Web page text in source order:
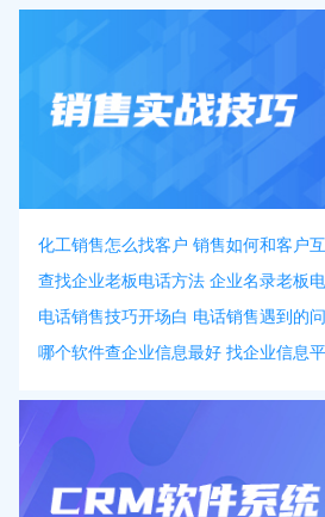
化工销售怎么找客户 销售如何和客户
查找企业老板电话方法 企业名录老板
电话销售技巧开场白 电话销售遇到的
哪个软件查企业信息最好 找企业信息